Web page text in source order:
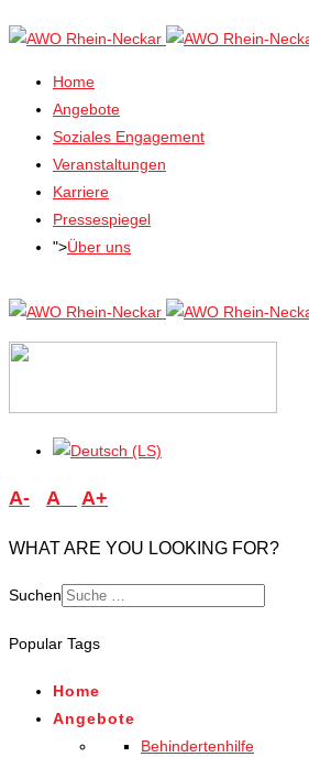
Home
Angebote
Soziales Engagement
Veranstaltungen
Karriere
Pressespiegel
">Über uns
A- A A+
WHAT ARE YOU LOOKING FOR?
Suchen
Popular Tags
Home
Angebote
Behindertenhilfe